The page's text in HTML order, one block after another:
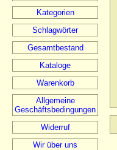
Kategorien
Schlagwörter
Gesamtbestand
Kataloge
Warenkorb
Allgemeine
Geschäftsbedingungen
Widerruf
Wir über uns